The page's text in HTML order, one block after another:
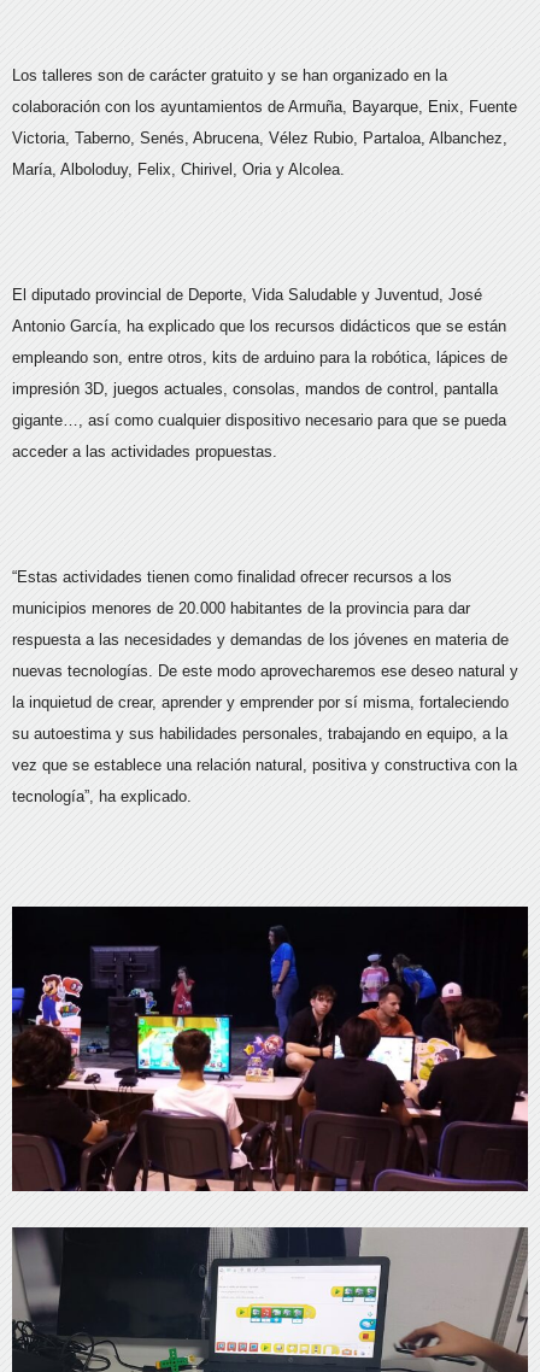
Los talleres son de carácter gratuito y se han organizado en la
colaboración con los ayuntamientos de Armuña, Bayarque, Enix, Fuente
Victoria, Taberno, Senés, Abrucena, Vélez Rubio, Partaloa, Albanchez,
María, Alboloduy, Felix, Chirivel, Oria y Alcolea.
El diputado provincial de Deporte, Vida Saludable y Juventud, José
Antonio García, ha explicado que los recursos didácticos que se están
empleando son, entre otros, kits de arduino para la robótica, lápices de
impresión 3D, juegos actuales, consolas, mandos de control, pantalla
gigante…, así como cualquier dispositivo necesario para que se pueda
acceder a las actividades propuestas.
“Estas actividades tienen como finalidad ofrecer recursos a los
municipios menores de 20.000 habitantes de la provincia para dar
respuesta a las necesidades y demandas de los jóvenes en materia de
nuevas tecnologías. De este modo aprovecharemos ese deseo natural y
la inquietud de crear, aprender y emprender por sí misma, fortaleciendo
su autoestima y sus habilidades personales, trabajando en equipo, a la
vez que se establece una relación natural, positiva y constructiva con la
tecnología”, ha explicado.